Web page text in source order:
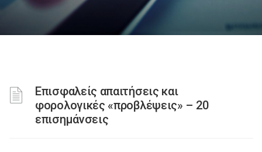
Επισφαλείς απαιτήσεις και
φορολογικές «προβλέψεις» – 20
επισημάνσεις